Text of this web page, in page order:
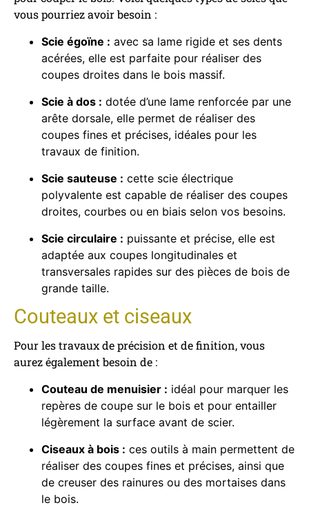
vous pourriez avoir besoin :
Scie égoïne : avec sa lame rigide et ses dents
acérées, elle est parfaite pour réaliser des
coupes droites dans le bois massif.
Scie à dos : dotée d’une lame renforcée par une
arête dorsale, elle permet de réaliser des
coupes fines et précises, idéales pour les
travaux de finition.
Scie sauteuse : cette scie électrique
polyvalente est capable de réaliser des coupes
droites, courbes ou en biais selon vos besoins.
Scie circulaire : puissante et précise, elle est
adaptée aux coupes longitudinales et
transversales rapides sur des pièces de bois de
grande taille.
Couteaux et ciseaux
Pour les travaux de précision et de finition, vous
aurez également besoin de :
Couteau de menuisier : idéal pour marquer les
repères de coupe sur le bois et pour entailler
légèrement la surface avant de scier.
Ciseaux à bois : ces outils à main permettent de
réaliser des coupes fines et précises, ainsi que
de creuser des rainures ou des mortaises dans
le bois.